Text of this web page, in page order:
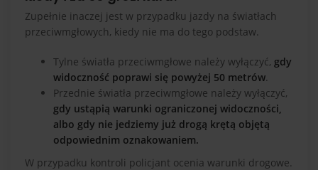
Zupełnie inaczej jest w przypadku jazdy na światłach
przeciwmgłowych, kiedy nie ma do tego podstaw.
Tylne światła przeciwmgłowe należy wyłączyć, gdy
widoczność poprawi się powyżej 50 metrów.
Przednie światła przeciwmgłowe należy wyłączyć,
gdy ustąpią warunki ograniczonej widoczności,
albo gdy nie jedziemy już drogą krętą objętą
odpowiednim oznakowaniem.
W przypadku kontroli policjant ocenia warunki drogowe.